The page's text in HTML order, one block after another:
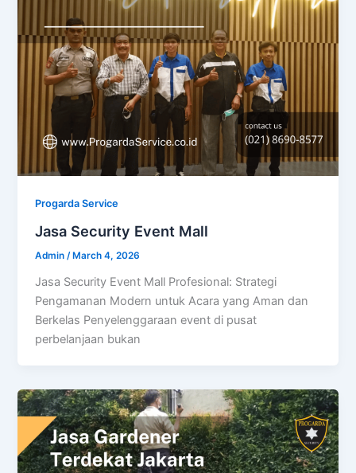
Progarda Service
Jasa Security Event Mall
Admin /March 4, 2026
Jasa Security Event Mall Profesional: Strategi
Pengamanan Modern untuk Acara yang Aman dan
Berkelas Penyelenggaraan event di pusat
perbelanjaan bukan